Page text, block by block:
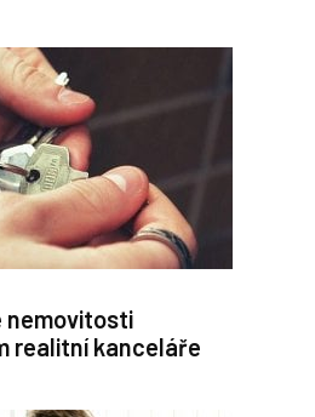
nemovitosti
realitní kanceláře